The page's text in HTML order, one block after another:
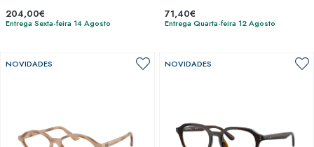
204,00€
Entrega Sexta-feira 14 Agosto
71,40€
Entrega Quarta-feira 12 Agosto
NOVIDADES NOVIDADES